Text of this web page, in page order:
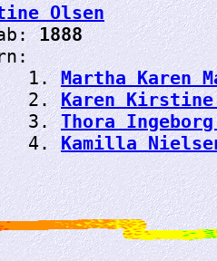
Olsen
1888
1.
Martha Karen
2.
Karen
3.
Thora
4.
Kamilla